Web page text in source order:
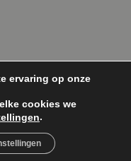
ervaring op onze
cookies we
.